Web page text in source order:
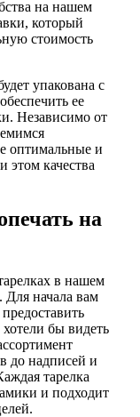
на нашем
который
стоимость
упакована с
ее
Независимо от
оптимальные и
качества
на
в нашем
Для начала вам
бы видеть
до надписей и
тарелка
и подходит